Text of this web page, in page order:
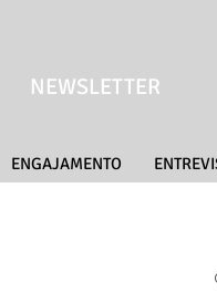
NEWSLETTER
ENGAJAMENTO